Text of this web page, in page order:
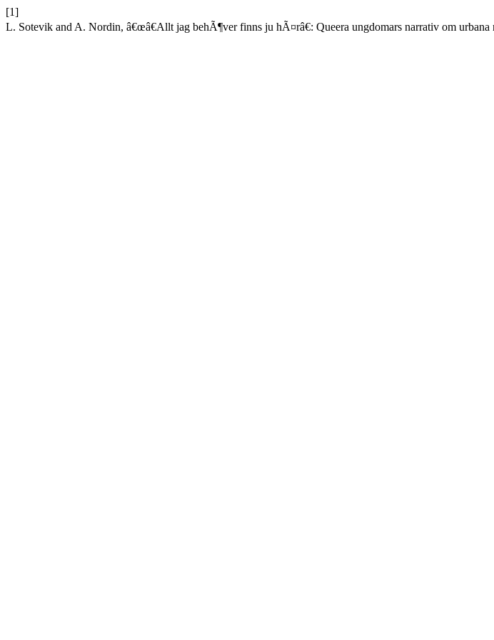
[1]
L. Sotevik and A. Nordin, â€œâ€Allt jag behÃ¶ver finns ju hÃ¤râ€: Queera ungdomars narrativ om urbana